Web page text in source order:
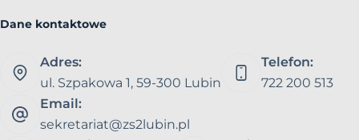
Dane kontaktowe
Adres:
ul. Szpakowa 1, 59-300 Lubin
Telefon:
722 200 513
Email:
sekretariat@zs2lubin.pl